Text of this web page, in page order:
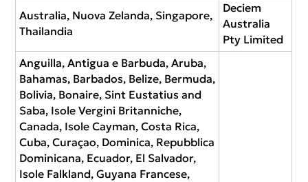
Australia, Nuova Zelanda, Singapore,
Thailandia
Deciem
Australia
Pty Limited
Anguilla, Antigua e Barbuda, Aruba,
Bahamas, Barbados, Belize, Bermuda,
Bolivia, Bonaire, Sint Eustatius and
Saba, Isole Vergini Britanniche,
Canada, Isole Cayman, Costa Rica,
Cuba, Curaçao, Dominica, Repubblica
Dominicana, Ecuador, El Salvador,
Isole Falkland, Guyana Francese,